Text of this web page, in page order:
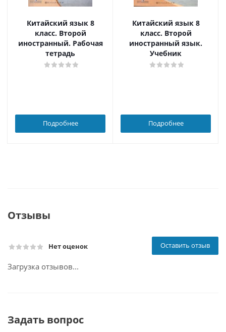
Китайский язык 8
класс. Второй
иностранный. Рабочая
тетрадь
Подробнее
Китайский язык 8
класс. Второй
иностранный язык.
Учебник
Подробнее
Отзывы
Нет оценок Оставить отзыв
Загрузка отзывов...
Задать вопрос